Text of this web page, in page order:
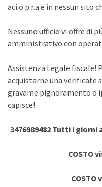
aci o p.r.a e in nessun sito
Nessuno ufficio vi offre di
amministrativo con
Assistenza Legale fiscale!
acquistarne una verificate
gravame pignoramento o
capisce!
3476989482 Tutti i
COSTO
COSTO